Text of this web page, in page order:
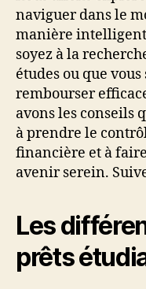
naviguer dans le
manière
soyez à la
études ou que
rembourser
avons les conseils
à prendre le
financière et à
avenir serein.
Les
prêts